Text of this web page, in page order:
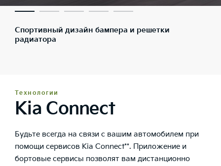
Спортивный дизайн бампера и решетки
радиатора
Технологии
Kia Connect
Будьте всегда на связи с вашим автомобилем при
помощи сервисов Kia Connect**. Приложение и
бортовые сервисы позволят вам дистанционно